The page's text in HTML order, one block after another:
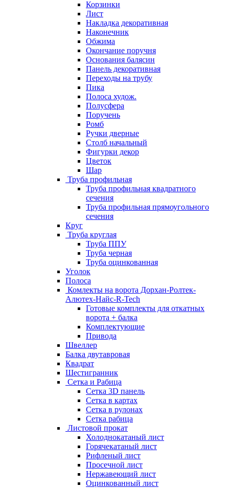
Корзинки
Лист
Накладка декоративная
Наконечник
Обжима
Окончание поручня
Основания балясин
Панель декоративная
Переходы на трубу
Пика
Полоса худож.
Полусфера
Поручень
Ромб
Ручки дверные
Столб начальный
Фигурки декор
Цветок
Шар
Труба профильная
Труба профильная квадратного
сечения
Труба профильная прямоугольного
сечения
Круг
Труба круглая
Труба ППУ
Труба черная
Труба оцинкованная
Уголок
Полоса
Комлекты на ворота Дорхан-Ролтек-
Алютех-Найс-R-Tech
Готовые комплекты для откатных
ворота + балка
Комплектующие
Привода
Швеллер
Балка двутавровая
Квадрат
Шестигранник
Сетка и Рабица
Сетка 3D панель
Сетка в картах
Сетка в рулонах
Сетка рабица
Листовой прокат
Холоднокатаный лист
Горячекатаный лист
Рифленый лист
Просечной лист
Нержавеющий лист
Оцинкованный лист